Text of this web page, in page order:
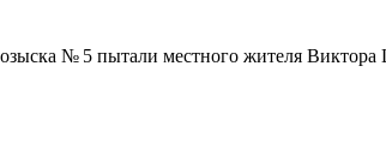
№ 5 пытали местного жителя